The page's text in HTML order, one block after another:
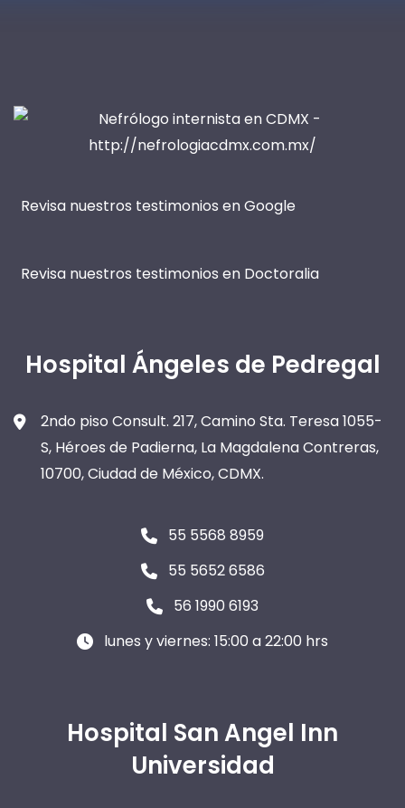
Revisa nuestros testimonios en Google
Revisa nuestros testimonios en Doctoralia
Hospital Ángeles de Pedregal
2ndo piso Consult. 217, Camino Sta. Teresa 1055-
S, Héroes de Padierna, La Magdalena Contreras,
10700, Ciudad de México, CDMX.
55 5568 8959
55 5652 6586
56 1990 6193
lunes y viernes: 15:00 a 22:00 hrs
Hospital San Angel Inn
Universidad